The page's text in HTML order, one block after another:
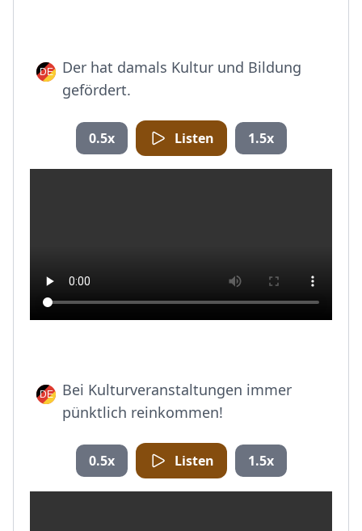
Der hat damals Kultur und Bildung
gefördert.
0.5x Listen 1.5x
Bei Kulturveranstaltungen immer
pünktlich reinkommen!
0.5x Listen 1.5x